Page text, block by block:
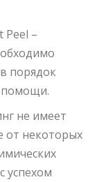
–
порядок
помощи.
не имеет
от некоторых
успехом